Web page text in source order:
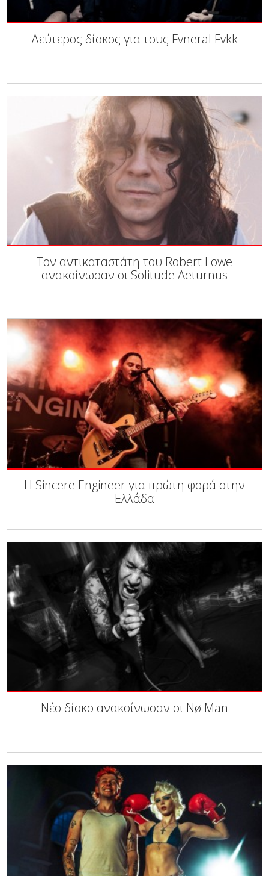
Δεύτερος δίσκος για τους Fvneral Fvkk
Τον αντικαταστάτη του Robert Lowe
ανακοίνωσαν οι Solitude Aeturnus
Η Sincere Engineer για πρώτη φορά στην
Ελλάδα
Νέο δίσκο ανακοίνωσαν οι Nø Man